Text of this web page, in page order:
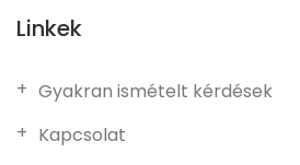
Linkek
Gyakran ismételt kérdések
Kapcsolat